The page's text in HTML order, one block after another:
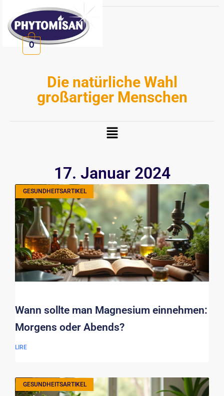
Inhalt
springen
0
Die natürliche Wahl
großartiger Menschen
Menü
17. Januar 2024
GESUNDHEITSARTIKEL
Wann sollte man Magnesium einnehmen:
Morgens oder Abends?
LIRE
GESUNDHEITSARTIKEL